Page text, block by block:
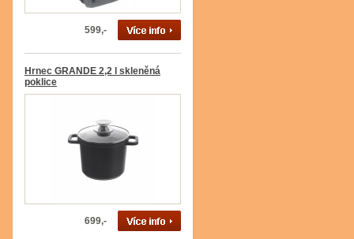
599,-
Hrnec GRANDE 2,2 l skleněná
poklice
699,-